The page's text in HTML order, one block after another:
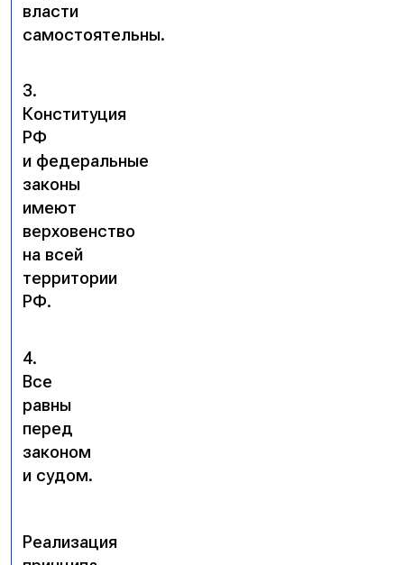
власти
самостоятельны.
3.
Конституция
РФ
и федеральные
законы
имеют
верховенство
на всей
территории
РФ.
4.
Все
равны
перед
законом
и судом.
Реализация